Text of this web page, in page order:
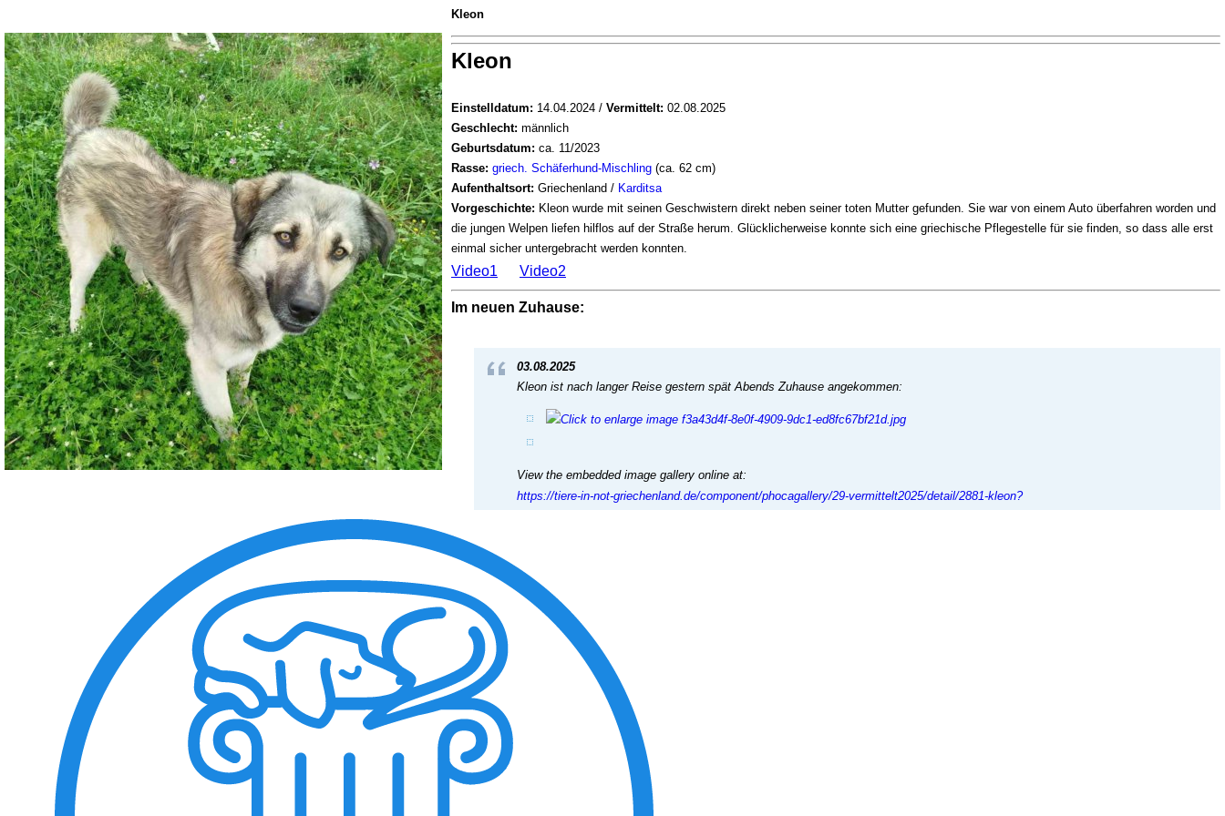
Kleon
Kleon
Einstelldatum: 14.04.2024 / Vermittelt: 02.08.2025
Geschlecht: männlich
Geburtsdatum: ca. 11/2023
Rasse: griech. Schäferhund-Mischling (ca. 62 cm)
Aufenthaltsort: Griechenland / Karditsa
Vorgeschichte: Kleon wurde mit seinen Geschwistern direkt neben seiner toten Mutter gefunden. Sie war von einem Auto überfahren worden und
die jungen Welpen liefen hilflos auf der Straße herum. Glücklicherweise konnte sich eine griechische Pflegestelle für sie finden, so dass alle erst
einmal sicher untergebracht werden konnten.
Video1 Video2
Im neuen Zuhause:
03.08.2025
Kleon ist nach langer Reise gestern spät Abends Zuhause angekommen:
View the embedded image gallery online at:
https://tiere-in-not-griechenland.de/component/phocagallery/29-vermittelt2025/detail/2881-kleon?
12.08.2025
Hallo, hier ist die Frau von Jack Dollar. Unserem Kleon geht es wunderbar, er macht sich toll in unserer Familie und wir sind ganz
dankbar für ihn:
View the embedded image gallery online at:
https://tiere-in-not-griechenland.de/component/phocagallery/29-vermittelt2025/detail/2881-kleon?
tmpl=component&detail=9&buttons=0#sigProId056647f98f